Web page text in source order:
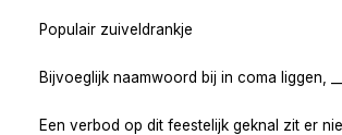
Populair zuiveldrankje
Bijvoeglijk naamwoord bij in coma liggen,
Een verbod op dit feestelijk geknal zit er